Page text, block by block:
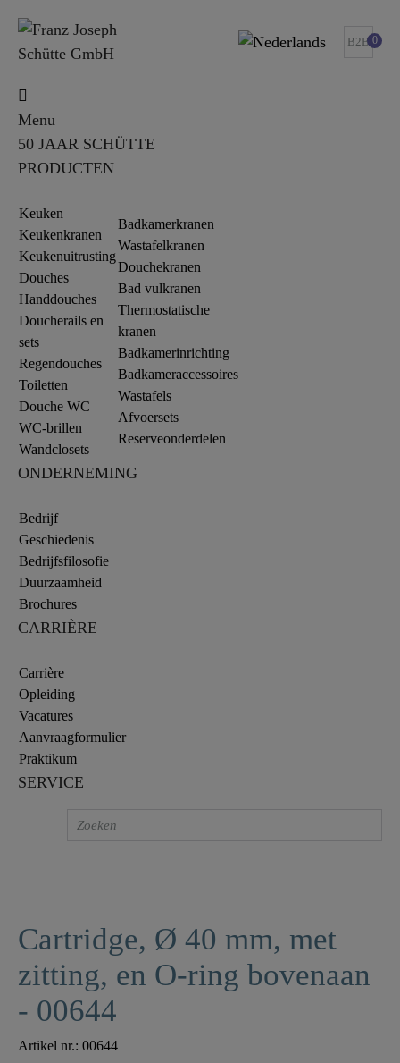
B2B 0
Menu
50 JAAR SCHÜTTE
PRODUCTEN
Keuken
Keukenkranen
Keukenuitrusting
Douches
Handdouches
Doucherails en
sets
Regendouches
Toiletten
Douche WC
WC-brillen
Wandclosets
Badkamerkranen
Wastafelkranen
Douchekranen
Bad vulkranen
Thermostatische
kranen
Badkamerinrichting
Badkameraccessoires
Wastafels
Afvoersets
Reserveonderdelen
ONDERNEMING
Bedrijf
Geschiedenis
Bedrijfsfilosofie
Duurzaamheid
Brochures
CARRIÈRE
Carrière
Opleiding
Vacatures
Aanvraagformulier
Praktikum
SERVICE
Cartridge, Ø 40 mm, met
zitting, en O-ring bovenaan
- 00644
Artikel nr.: 00644